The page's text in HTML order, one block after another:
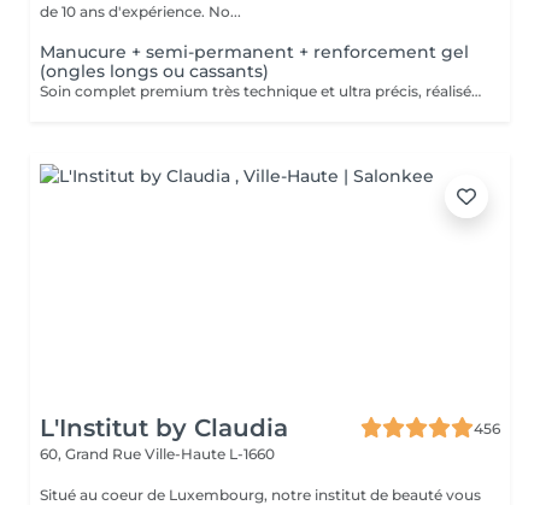
de 10 ans d'expérience. No...
Manucure + semi-permanent + renforcement gel
(ongles longs ou cassants)
Soin complet premium très technique et ultra précis, réalisé principalement à la ponceuse afin d'obtenir un contour d'ongle parfaitement net et une application du vernis au plus près, voire légèrement sous la cuticule. Cette technique permet de retarder visuellement la repousse d'environ 10 jours. Résultat visuel : -Ongles extrêmement soignés, contours nets, forme impeccable -Effet Instagram / photo studio : propre, précis, sans petites peaux apparentes Nous incluons un renforcement en gel, fortement conseillé pour les ongles longs, fragiles ou cassants. Une solution idéale pour des ongles impeccables et durables : -Tenue moyenne : Jusqu'à 4 semaines !!!! Contenu de la prestation -> 95 € : -Dépose de l'ancien vernis semi-permanent et/ou gel (si nécessaire, déjà incluse dans ce prix/service) -Préparation très minutieuse de la plaque de l'ongle -Élimination des peaux mortes -Mise en forme et limage des ongles -Traitement délicat des cuticules -Renforcement en gel -Correction de la forme naturelle des ongles (optionnel, réservez svp "AVEC décoration simple" dans ce cas) -Application du vernis semi-permanent -Application d'huile pour cuticules et de crème pour les mains Optionnel : -Prix par ongle pour extension jusqu'à 5 ongles (réservez svp "AVEC décoration simple" dans ce cas) +3€ par ongle -Prix par ongle pour décoration jusqu'à 5 ongles (réservez svp "AVEC décoration simple" dans ce cas) +3€ par ongle -Prix pour décoration simple (French, Chrome, Baby Boomer, Cat Eyes, Stickers, Foil) 6-10 ongles -> +20€ -Prix pour décoration complexe (3D, Dessins à la mains, Stamping, French avec Chrome, Baby Boomer avec Chrome, French avec Cat Eyes) 6-10 ongles -> +30€
L'Institut by Claudia
456
60, Grand Rue Ville-Haute L-1660
Situé au coeur de Luxembourg, notre institut de beauté vous